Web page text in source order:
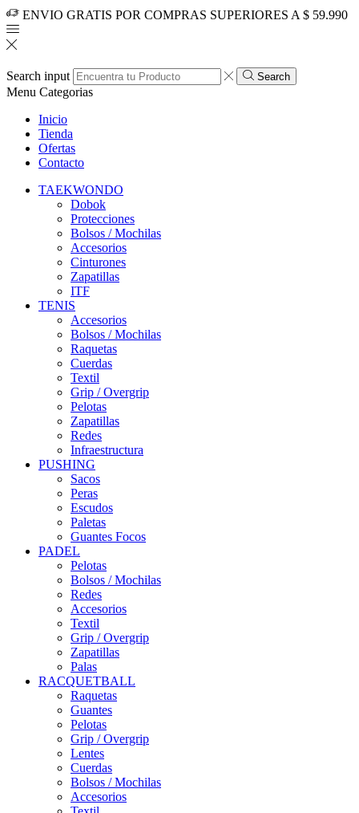
ENVIO GRATIS POR COMPRAS SUPERIORES A $ 59.990
Search input Search
Menu Categorias
Inicio
Tienda
Ofertas
Contacto
TAEKWONDO
Dobok
Protecciones
Bolsos / Mochilas
Accesorios
Cinturones
Zapatillas
ITF
TENIS
Accesorios
Bolsos / Mochilas
Raquetas
Cuerdas
Textil
Grip / Overgrip
Pelotas
Zapatillas
Redes
Infraestructura
PUSHING
Sacos
Peras
Escudos
Paletas
Guantes Focos
PADEL
Pelotas
Bolsos / Mochilas
Redes
Accesorios
Textil
Grip / Overgrip
Zapatillas
Palas
RACQUETBALL
Raquetas
Guantes
Pelotas
Grip / Overgrip
Lentes
Cuerdas
Bolsos / Mochilas
Accesorios